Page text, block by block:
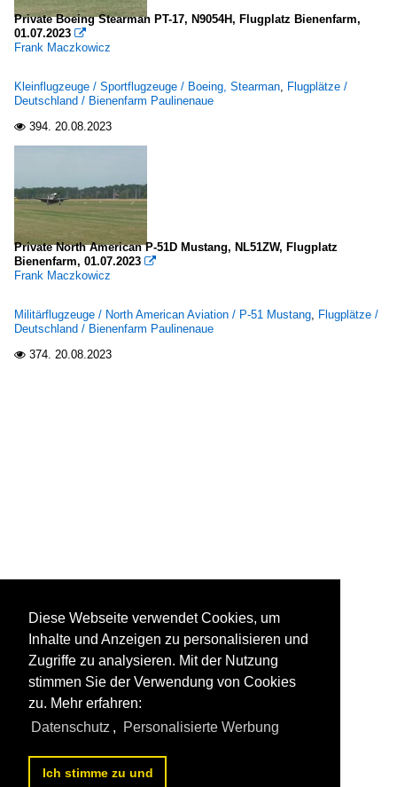
Private Boeing Stearman PT-17, N9054H, Flugplatz Bienenfarm,
01.07.2023 
Frank Maczkowicz
Kleinflugzeuge / Sportflugzeuge / Boeing, Stearman, Flugplätze /
Deutschland / Bienenfarm Paulinenaue
 394. 20.08.2023
Private North American P-51D Mustang, NL51ZW, Flugplatz
Bienenfarm, 01.07.2023 
Frank Maczkowicz
Militärflugzeuge / North American Aviation / P-51 Mustang, Flugplätze /
Deutschland / Bienenfarm Paulinenaue
 374. 20.08.2023
Diese Webseite verwendet Cookies, um
Inhalte und Anzeigen zu personalisieren und
Zugriffe zu analysieren. Mit der Nutzung
stimmen Sie der Verwendung von Cookies
zu. Mehr erfahren:
Datenschutz , Personalisierte Werbung
Ich stimme zu und